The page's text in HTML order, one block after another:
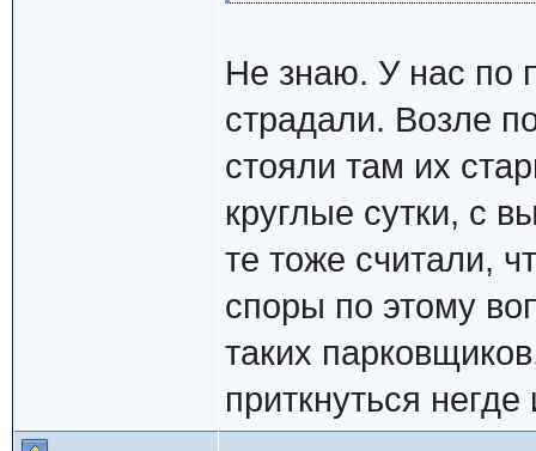
Не знаю. У нас по
страдали. Возле
стояли там их
круглые сутки, с
те тоже считали,
споры по этому
таких
приткнуться